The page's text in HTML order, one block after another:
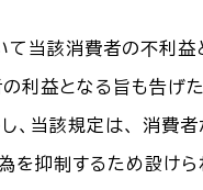
て当該消費者の不利
益となる旨も告げた
、当該規定は、 消
抑制するため設け